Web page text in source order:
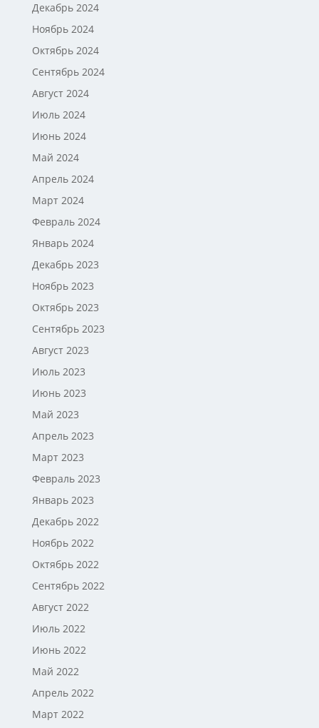
Декабрь 2024
Ноябрь 2024
Октябрь 2024
Сентябрь 2024
Август 2024
Июль 2024
Июнь 2024
Май 2024
Апрель 2024
Март 2024
Февраль 2024
Январь 2024
Декабрь 2023
Ноябрь 2023
Октябрь 2023
Сентябрь 2023
Август 2023
Июль 2023
Июнь 2023
Май 2023
Апрель 2023
Март 2023
Февраль 2023
Январь 2023
Декабрь 2022
Ноябрь 2022
Октябрь 2022
Сентябрь 2022
Август 2022
Июль 2022
Июнь 2022
Май 2022
Апрель 2022
Март 2022